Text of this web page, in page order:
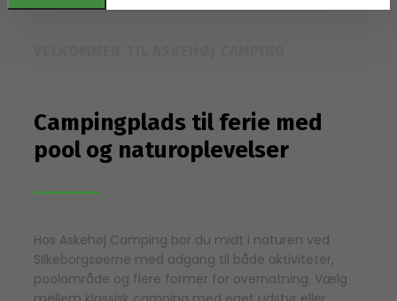
Campingplads til ferie med
pool og naturoplevelser
Hos Askehøj Camping bor du midt i naturen ved
Silkeborgsøerne med adgang til både aktiviteter,
poolområde og flere former for overnatning. Vælg